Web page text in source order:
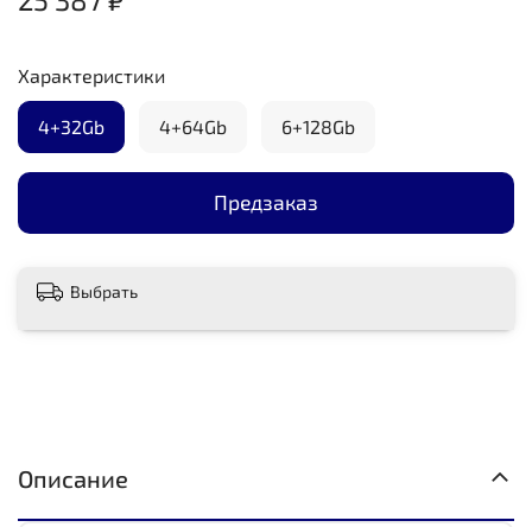
Предзаказ
Характеристики
4+32Gb 4+64Gb 6+128Gb
Выбрать
Описание